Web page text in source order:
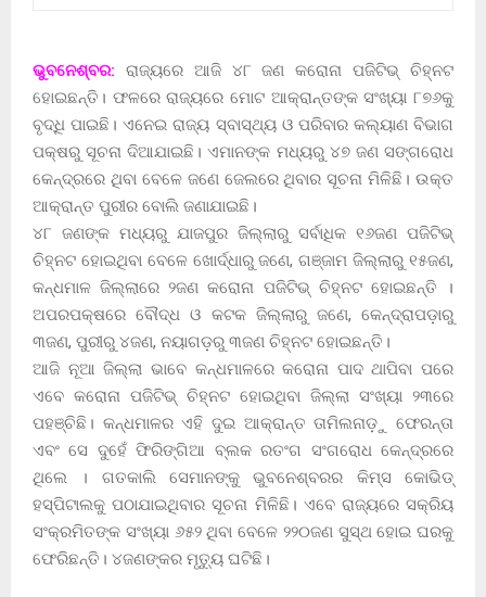
ଭୁବନେଶ୍ବର: ରାଜ୍ୟରେ ଆଜି ୪୮ ଜଣ କରୋନା ପଜିଟିଭ୍ ଚିହ୍ନଟ
ହୋଇଛନ୍ତି। ଫଳରେ ରାଜ୍ୟରେ ମୋଟ ଆକ୍ରାନ୍ତଙ୍କ ସଂଖ୍ୟା ୮୭୬କୁ
ବୃଦ୍ଧି ପାଇଛି। ଏନେଇ ରାଜ୍ୟ ସ୍ବାସ୍ଥ୍ୟ ଓ ପରିବାର କଲ୍ୟାଣ ବିଭାଗ
ପକ୍ଷରୁ ସୂଚନା ଦିଆଯାଇଛି। ଏମାନଙ୍କ ମଧ୍ୟରୁ ୪୭ ଜଣ ସଙ୍ଗରୋଧ
କେନ୍ଦ୍ରରେ ଥିବା ବେଳେ ଜଣେ ଜେଲରେ ଥିବାର ସୂଚନା ମିଳିଛି। ଉକ୍ତ
ଆକ୍ରାନ୍ତ ପୁରୀର ବୋଲି ଜଣାଯାଇଛି।
୪୮ ଜଣଙ୍କ ମଧ୍ୟରୁ ଯାଜପୁର ଜିଲ୍ଲାରୁ ସର୍ବାଧିକ ୧୬ଜଣ ପଜିଟିଭ୍
ଚିହ୍ନଟ ହୋଇଥିବା ବେଳେ ଖୋର୍ଦ୍ଧାରୁ ଜଣେ, ଗଞ୍ଜାମ ଜିଲ୍ଲାରୁ ୧୫ଜଣ,
କନ୍ଧମାଳ ଜିଲ୍ଲାରେ ୨ଜଣ କରୋନା ପଜିଟିଭ୍ ଚିହ୍ନଟ ହୋଇଛନ୍ତି ।
ଅପରପକ୍ଷରେ ବୌଦ୍ଧ ଓ କଟକ ଜିଲ୍ଲାରୁ ଜଣେ, କେନ୍ଦ୍ରାପଡ଼ାରୁ
୩ଜଣ, ପୁରୀରୁ ୪ଜଣ, ନୟାଗଡ଼ରୁ ୩ଜଣ ଚିହ୍ନଟ ହୋଇଛନ୍ତି।
ଆଜି ନୂଆ ଜିଲ୍ଲା ଭାବେ କନ୍ଧମାଳରେ କରୋନା ପାଦ ଥାପିବା ପରେ
ଏବେ କରୋନା ପଜିଟିଭ୍ ଚିହ୍ନଟ ହୋଇଥିବା ଜିଲ୍ଲା ସଂଖ୍ୟା ୨୩ରେ
ପହଞ୍ଚିଛି। କନ୍ଧମାଳର ଏହି ଦୁଇ ଆକ୍ରାନ୍ତ ତାମିଲନାଡ଼ୁ ଫେରନ୍ତା
ଏବଂ ସେ ଦୁହେଁ ଫିରିଙ୍ଗିଆ ବ୍ଲକ ରତଂଗ ସଂଗରୋଧ କେନ୍ଦ୍ରରେ
ଥିଲେ । ଗତକାଲି ସେମାନଙ୍କୁ ଭୁବନେଶ୍ବରର କିମ୍ସ କୋଭିଡ୍
ହସ୍ପିଟାଲକୁ ପଠାଯାଇଥିବାର ସୂଚନା ମିଳିଛି। ଏବେ ରାଜ୍ୟରେ ସକ୍ରିୟ
ସଂକ୍ରମିତଙ୍କ ସଂଖ୍ୟା ୬୫୨ ଥିବା ବେଳେ ୨୨୦ଜଣ ସୁସ୍ଥ ହୋଇ ଘରକୁ
ଫେରିଛନ୍ତି। ୪ଜଣଙ୍କର ମୃତ୍ୟୁ ଘଟିଛି।